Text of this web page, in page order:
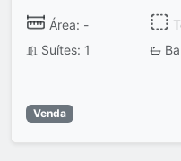
Área: -
Suítes: 1
Venda